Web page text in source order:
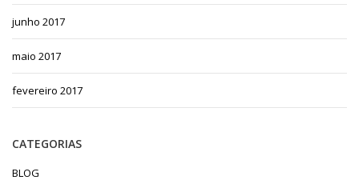
junho 2017
maio 2017
fevereiro 2017
CATEGORIAS
BLOG